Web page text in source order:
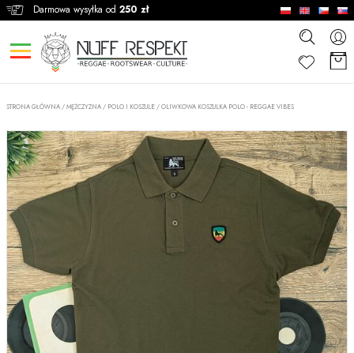
Darmowa wysyłka od 250 zł
STRONA GŁÓWNA /MĘŻCZYZNA / POLO I KOSZULE /OLIWKOWA KOSZULKA POLO - REGGAE VIBES